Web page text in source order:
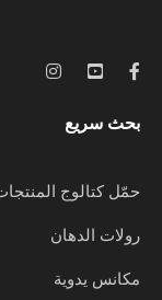
بحث سريع
حمّل كتالوج
رولات الدهان
مكانس يدوية